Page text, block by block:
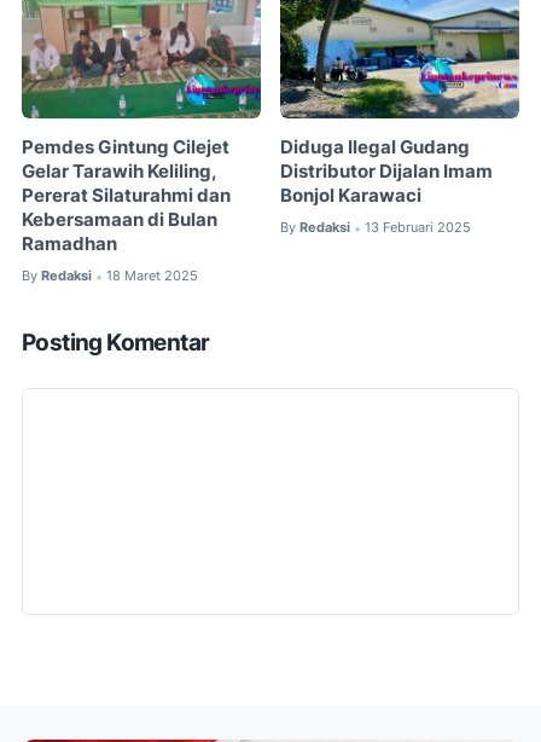
Pemdes Gintung Cilejet
Gelar Tarawih Keliling,
Pererat Silaturahmi dan
Kebersamaan di Bulan
Ramadhan
By Redaksi • 18 Maret 2025
Diduga Ilegal Gudang
Distributor Dijalan Imam
Bonjol Karawaci
By Redaksi • 13 Februari 2025
Posting Komentar